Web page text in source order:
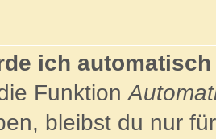
ich
Funktion
bleibst du nur